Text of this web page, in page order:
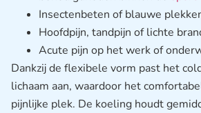
Insectenbeten of blauwe
Hoofdpijn, tandpijn of lichte
Acute pijn op het werk of
Dankzij de flexibele vorm past het
lichaam aan, waardoor het
pijnlijke plek. De koeling houdt